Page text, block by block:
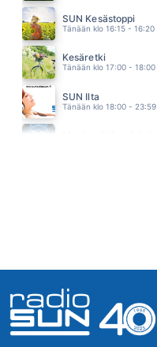
SADETANSSIJA
HEIKKI HELA
VAIN VAHAN AIKAA
CHARLIES
DAYDREAM
THE LOVIN´ SPOONFUL
SUN Kesästoppi
Tänään klo 16:15 - 16:20
Kesäretki
Tänään klo 17:00 - 18:00
SUN Ilta
Tänään klo 18:00 - 23:59